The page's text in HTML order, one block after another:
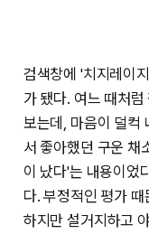
검색창에 '치지레이
가 됐다. 여느 때처
보는데, 마음이 덜컥
서 좋아했던 구운 채
이 났다'는 내용이었
다. 부정적인 평가
하지만 설거지하고